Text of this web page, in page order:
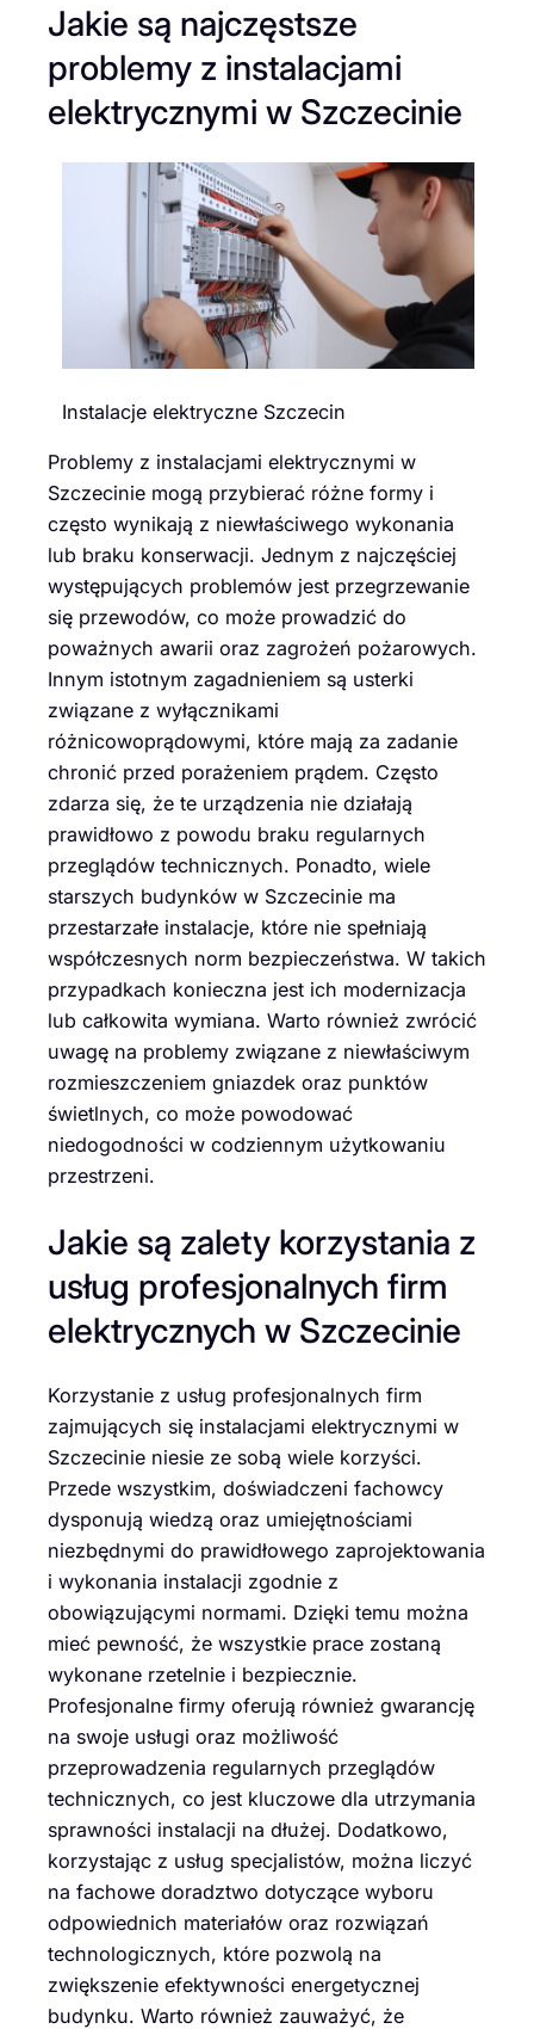
Jakie są najczęstsze
problemy z instalacjami
elektrycznymi w Szczecinie
Instalacje elektryczne Szczecin
Problemy z instalacjami elektrycznymi w
Szczecinie mogą przybierać różne formy i
często wynikają z niewłaściwego wykonania
lub braku konserwacji. Jednym z najczęściej
występujących problemów jest przegrzewanie
się przewodów, co może prowadzić do
poważnych awarii oraz zagrożeń pożarowych.
Innym istotnym zagadnieniem są usterki
związane z wyłącznikami
różnicowoprądowymi, które mają za zadanie
chronić przed porażeniem prądem. Często
zdarza się, że te urządzenia nie działają
prawidłowo z powodu braku regularnych
przeglądów technicznych. Ponadto, wiele
starszych budynków w Szczecinie ma
przestarzałe instalacje, które nie spełniają
współczesnych norm bezpieczeństwa. W takich
przypadkach konieczna jest ich modernizacja
lub całkowita wymiana. Warto również zwrócić
uwagę na problemy związane z niewłaściwym
rozmieszczeniem gniazdek oraz punktów
świetlnych, co może powodować
niedogodności w codziennym użytkowaniu
przestrzeni.
Jakie są zalety korzystania z
usług profesjonalnych firm
elektrycznych w Szczecinie
Korzystanie z usług profesjonalnych firm
zajmujących się instalacjami elektrycznymi w
Szczecinie niesie ze sobą wiele korzyści.
Przede wszystkim, doświadczeni fachowcy
dysponują wiedzą oraz umiejętnościami
niezbędnymi do prawidłowego zaprojektowania
i wykonania instalacji zgodnie z
obowiązującymi normami. Dzięki temu można
mieć pewność, że wszystkie prace zostaną
wykonane rzetelnie i bezpiecznie.
Profesjonalne firmy oferują również gwarancję
na swoje usługi oraz możliwość
przeprowadzenia regularnych przeglądów
technicznych, co jest kluczowe dla utrzymania
sprawności instalacji na dłużej. Dodatkowo,
korzystając z usług specjalistów, można liczyć
na fachowe doradztwo dotyczące wyboru
odpowiednich materiałów oraz rozwiązań
technologicznych, które pozwolą na
zwiększenie efektywności energetycznej
budynku. Warto również zauważyć, że